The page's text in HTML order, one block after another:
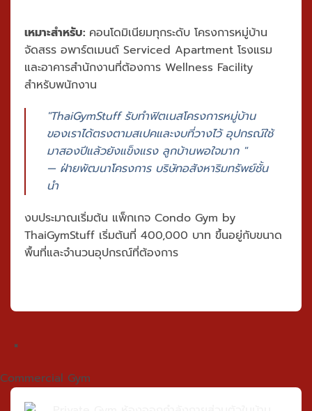
เหมาะสำหรับ: คอนโดมิเนียมทุกระดับ โครงการหมู่บ้าน
จัดสรร อพาร์ตเมนต์ Serviced Apartment โรงแรม
และอาคารสำนักงานที่ต้องการ Wellness Facility
สำหรับพนักงาน
"ThaiGymStuff รับทำฟิตเนสโครงการหมู่บ้าน
ของเราได้ตรงตามสเปคและงบที่วางไว้ อุปกรณ์ใช้
มาสองปีแล้วยังแข็งแรง ลูกบ้านพอใจมาก "
— ฝ่ายพัฒนาโครงการ บริษัทอสังหาริมทรัพย์ชั้น
นำ
งบประมาณเริ่มต้น แพ็กเกจ Condo Gym by
ThaiGymStuff เริ่มต้นที่ 400,000 บาท ขึ้นอยู่กับขนาด
พื้นที่และจำนวนอุปกรณ์ที่ต้องการ
×
Commercial Gym